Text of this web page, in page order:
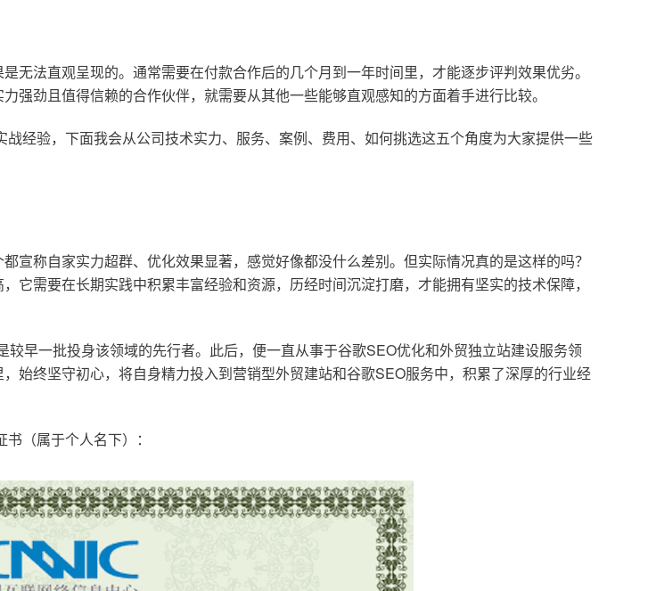
法直观呈现的。通常需要在付款合作后的几个月到一年时间里，才能逐步评判效果优劣。
劲且值得信赖的合作伙伴，就需要从其他一些能够直观感知的方面着手进行比较。
经验，下面我会从公司技术实力、服务、案例、费用、如何挑选这五个角度为大家提供一些
宣称自家实力超群、优化效果显著，感觉好像都没什么差别。但实际情况真的是这样的吗？
需要在长期实践中积累丰富经验和资源，历经时间沉淀打磨，才能拥有坚实的技术保障，
早一批投身该领域的先行者。此后，便一直从事于谷歌SEO优化和外贸独立站建设服务领
始终坚守初心，将自身精力投入到营销型外贸建站和谷歌SEO服务中，积累了深厚的行业经
（属于个人名下）：